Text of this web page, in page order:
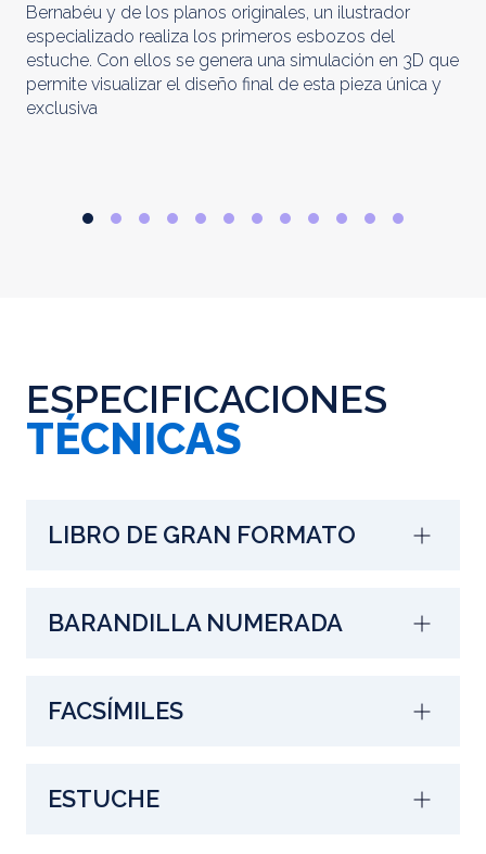
Bernabéu y de los planos originales, un ilustrador
especializado realiza los primeros esbozos del
estuche. Con ellos se genera una simulación en 3D que
permite visualizar el diseño final de esta pieza única y
exclusiva
ESPECIFICACIONES
TÉCNICAS
LIBRO DE GRAN FORMATO
BARANDILLA NUMERADA
FACSÍMILES
ESTUCHE